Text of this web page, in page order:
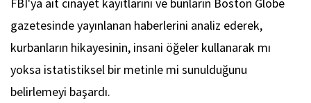
gazetesinde yayınlanan haberlerini analiz ederek,
kurbanların hikayesinin, insani öğeler kullanarak mı
yoksa istatistiksel bir metinle mi sunulduğunu
belirlemeyi başardı.